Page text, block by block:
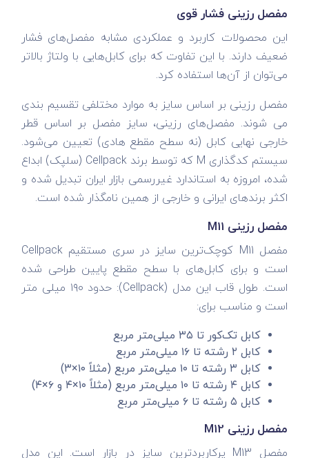
مفصل رزینی فشار قوی
این محصولات کاربرد و عملکردی مشابه مفصل‌های فشار
ضعیف دارند. با این تفاوت که برای کابل‌هایی با ولتاژ بالاتر
می‌توان از آن‌ها استفاده کرد.
مفصل رزینی بر اساس سایز به موارد مختلفی تقسیم بندی
می شوند. مفصل‌های رزینی، سایز مفصل بر اساس قطر
خارجی نهایی کابل (نه سطح مقطع هادی) تعیین می‌شود.
سیستم کدگذاری M که توسط برند Cellpack (سلپک) ابداع
شده، امروزه به استاندارد غیررسمی بازار ایران تبدیل شده و
اکثر برندهای ایرانی و خارجی از همین نامگذار شده است.
مفصل رزینی M11
مفصل M11 کوچک‌ترین سایز در سری مستقیم Cellpack
است و برای کابل‌های با سطح مقطع پایین طراحی شده
است. طول قاب این مدل (Cellpack): حدود ۱۹۰ میلی‌ متر
است و مناسب برای:
کابل تک‌کور تا ۳۵ میلی‌متر مربع
کابل ۲ رشته تا ۱۶ میلی‌متر مربع
کابل ۳ رشته تا ۱۰ میلی‌متر مربع (مثلاً ۱۰×۳)
کابل ۴ رشته تا ۱۰ میلی‌متر مربع (مثلاً ۱۰×۴ و ۶×۴)
کابل ۵ رشته تا ۶ میلی‌متر مربع
مفصل رزینی M12
مفصل M13 پرکاربردترین سایز در بازار است. این مدل